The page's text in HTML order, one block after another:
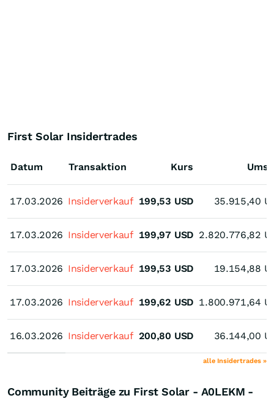
First Solar Insidertrades
Datum
17.03.2026
17.03.2026
17.03.2026
17.03.2026
16.03.2026
Transaktion Kurs
17.03.2026 Insiderverkauf 199,53 USD 35.915,40
17.03.2026 Insiderverkauf 199,97 USD 2.820.776,82
17.03.2026 Insiderverkauf 199,53 USD 19.154,88
17.03.2026 Insiderverkauf 199,62 USD 1.800.971,64
16.03.2026 Insiderverkauf 200,80 USD 36.144,00
alle Insidertrades »
Community Beiträge zu First Solar - A0LEKM -